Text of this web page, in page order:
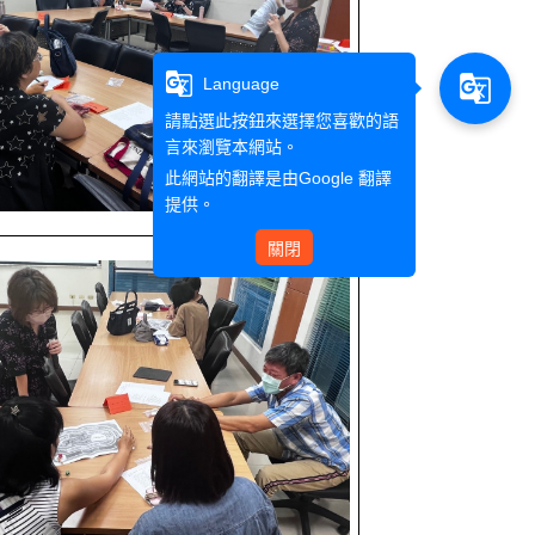
g_translate
Language
請點選此按鈕來選擇您喜歡的語
言來瀏覽本網站。
此網站的翻譯是由Google 翻譯
提供。
關閉
g_translate